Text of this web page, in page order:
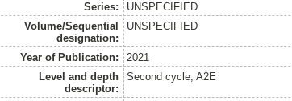
Series:
UNSPECIFIED
Volume/Sequential
designation:
UNSPECIFIED
Year of Publication:
2021
Level and depth
descriptor:
Second cycle, A2E